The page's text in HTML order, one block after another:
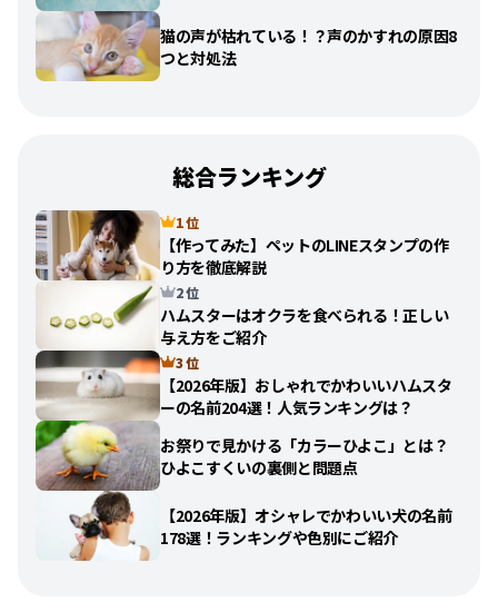
猫の声が枯れている！？声のかすれの原因8
つと対処法
総合ランキング
1 位
【作ってみた】ペットのLINEスタンプの作
り方を徹底解説
2 位
ハムスターはオクラを食べられる！正しい
与え方をご紹介
3 位
【2026年版】おしゃれでかわいいハムスタ
ーの名前204選！人気ランキングは？
お祭りで見かける「カラーひよこ」とは？
ひよこすくいの裏側と問題点
【2026年版】オシャレでかわいい犬の名前
178選！ランキングや色別にご紹介